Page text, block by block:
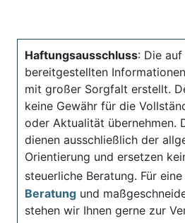
Haftungsausschluss: Die
bereitgestellten
mit großer Sorgfalt erstellt.
keine Gewähr für die
oder Aktualität übernehmen.
dienen ausschließlich der
Orientierung und ersetzen
steuerliche Beratung. Für
Beratung und
stehen wir Ihnen gerne zur